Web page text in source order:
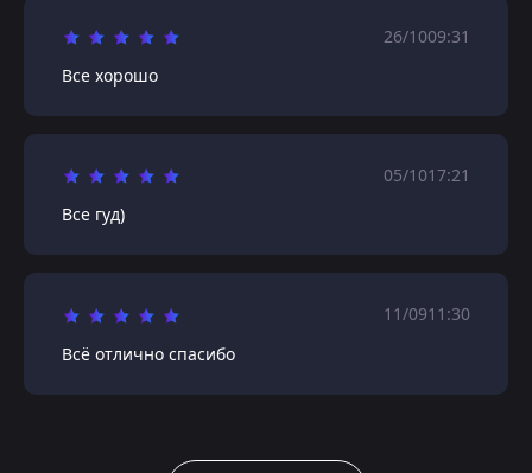
26/1009:31
Все хорошо
05/1017:21
Все гуд)
11/0911:30
Всё отлично спасибо